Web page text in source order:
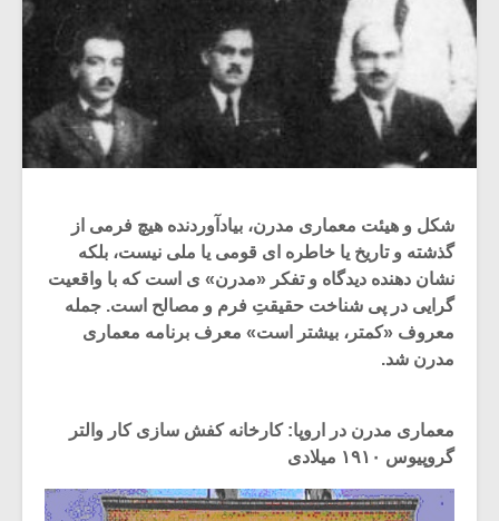
شکل و هیئت معماری مدرن، بیادآوردنده هیچ فرمی از
گذشته و تاریخ یا خاطره ای قومی یا ملی نیست، بلکه
نشان دهنده دیدگاه و تفکر «مدرن» ی است که با واقعیت
گرایی در پی شناخت حقیقتِ فرم و مصالح است. جمله
معروف «کمتر، بیشتر است» معرف برنامه معماری
مدرن شد.
معماری مدرن در اروپا: کارخانه کفش سازی کار والتر
گروپیوس ۱۹۱۰ میلادی